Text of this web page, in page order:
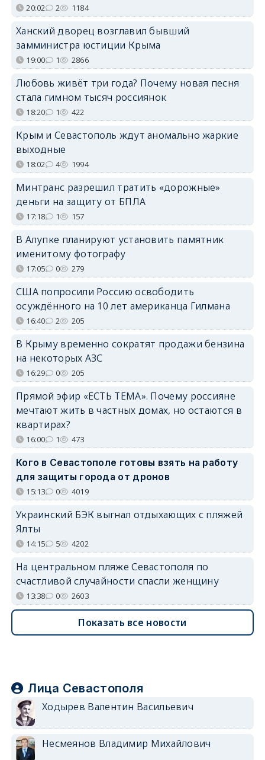
20:02 2 1184
Ханский дворец возглавил бывший
замминистра юстиции Крыма
19:00 1 2866
Любовь живёт три года? Почему новая песня
стала гимном тысяч россиянок
18:20 1 422
Крым и Севастополь ждут аномально жаркие
выходные
18:02 4 1994
Минтранс разрешил тратить «дорожные»
деньги на защиту от БПЛА
17:18 1 157
В Алупке планируют установить памятник
именитому фотографу
17:05 0 279
США попросили Россию освободить
осуждённого на 10 лет американца Гилмана
16:40 2 205
В Крыму временно сократят продажи бензина
на некоторых АЗС
16:29 0 205
Прямой эфир «ЕСТЬ ТЕМА». Почему россияне
мечтают жить в частных домах, но остаются в
квартирах?
16:00 1 473
Кого в Севастополе готовы взять на работу
для защиты города от дронов
15:13 0 4019
Украинский БЭК выгнал отдыхающих с пляжей
Ялты
14:15 5 4202
На центральном пляже Севастополя по
счастливой случайности спасли женщину
13:38 0 2603
Показать все новости
Лица Севастополя
Ходырев Валентин Васильевич
Несмеянов Владимир Михайлович